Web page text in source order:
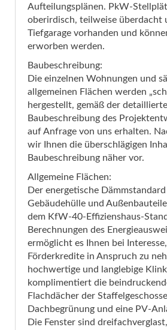
Aufteilungsplänen. PkW-
oberirdisch, teilweise überdacht
Tiefgarage vorhanden und
erworben werden.
Baubeschreibung:
Die einzelnen Wohnungen und
allgemeinen Flächen werden
hergestellt, gemäß der
Baubeschreibung des
auf Anfrage von uns erhalten.
wir Ihnen die überschlägigen
Baubeschreibung näher vor.
Allgemeine Flächen:
Der energetische
Gebäudehülle und
dem KfW-40-Effizienshaus-
Berechnungen des
ermöglicht es Ihnen bei
Förderkredite in Anspruch zu
hochwertige und langlebige
komplimentiert die
Flachdächer der
Dachbegrünung und eine PV-
Die Fenster sind